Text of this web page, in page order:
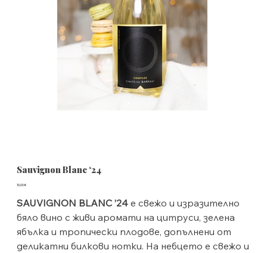
Sauvignon Blanc ‘24
Цена
10,00 €
SAUVIGNON BLANC ’24е свежо и изразително
бяло вино с живи аромати на цитруси, зелена
ябълка и тропически плодове, допълнени от
деликатни билкови нотки. На небцето е свежо и